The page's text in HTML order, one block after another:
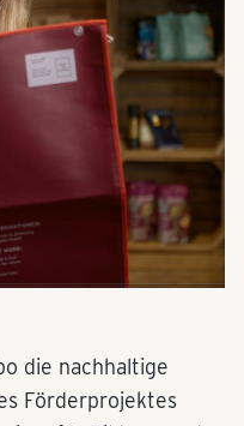
die nachhaltige
Förderprojektes